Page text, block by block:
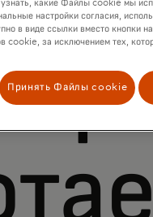
какие Файлы cookie мы
настройки согласия,
в виде ссылки вместо кнопки
cookie, за исключением тех,
Принять Файлы cookie